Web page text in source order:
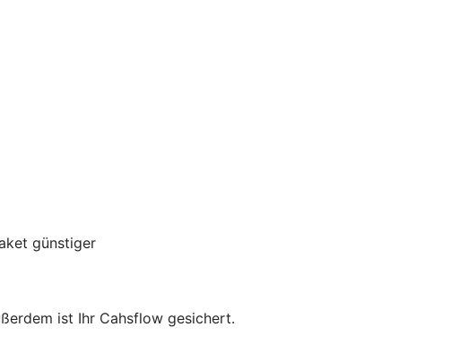
günstiger
ist Ihr Cahsflow gesichert.